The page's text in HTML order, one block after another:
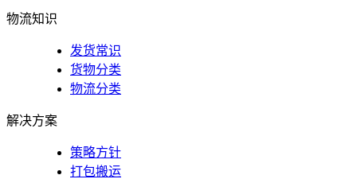
物流知识
发货常识
货物分类
物流分类
解决方案
策略方针
打包搬运